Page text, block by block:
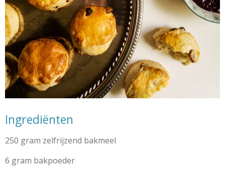
Ingrediënten
250 gram zelfrijzend bakmeel
6 gram bakpoeder